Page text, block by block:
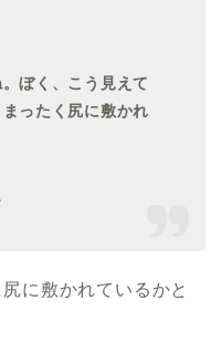
ぼく、こう見えて
ったく尻に敷かれ
に敷かれているかと